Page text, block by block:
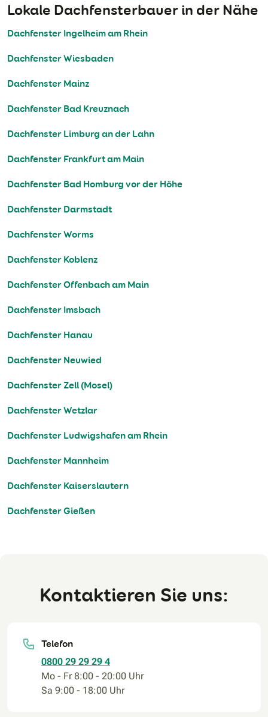
Lokale Dachfensterbauer in der Nähe
Dachfenster Ingelheim am Rhein
Dachfenster Wiesbaden
Dachfenster Mainz
Dachfenster Bad Kreuznach
Dachfenster Limburg an der Lahn
Dachfenster Frankfurt am Main
Dachfenster Bad Homburg vor der Höhe
Dachfenster Darmstadt
Dachfenster Worms
Dachfenster Koblenz
Dachfenster Offenbach am Main
Dachfenster Imsbach
Dachfenster Hanau
Dachfenster Neuwied
Dachfenster Zell (Mosel)
Dachfenster Wetzlar
Dachfenster Ludwigshafen am Rhein
Dachfenster Mannheim
Dachfenster Kaiserslautern
Dachfenster Gießen
Kontaktieren Sie uns:
Telefon
0800 29 29 29 4
Mo - Fr 8:00 - 20:00 Uhr
Sa 9:00 - 18:00 Uhr